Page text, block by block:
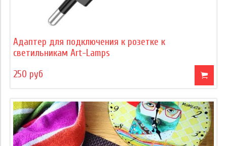
Адаптер для подключения к розетке к
светильникам Art-Lamps
250 руб